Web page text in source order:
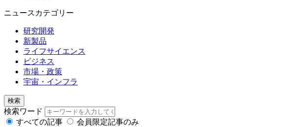
ニュースカテゴリー
研究開発
新製品
ライフサイエンス
ビジネス
市場・政策
宇宙・インフラ
検索
検索ワード
すべての記事
会員限定記事のみ